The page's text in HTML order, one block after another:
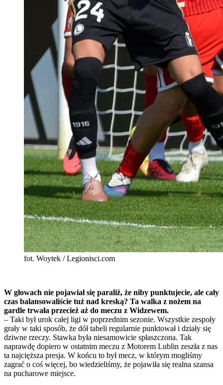
fot. Woytek / Legionisci.com
W głowach nie pojawiał się paraliż, że niby punktujecie, ale cały
czas balansowaliście tuż nad kreską? Ta walka z nożem na
gardle trwała przecież aż do meczu z Widzewem.
– Taki był urok całej ligi w poprzednim sezonie. Wszystkie zespoły
grały w taki sposób, że dół tabeli regularnie punktował i działy się
dziwne rzeczy. Stawka była niesamowicie spłaszczona. Tak
naprawdę dopiero w ostatnim meczu z Motorem Lublin zeszła z nas
ta najcięższa presja. W końcu to był mecz, w którym mogliśmy
zagrać o coś więcej, bo wiedzieliśmy, że pojawiła się realna szansa
na pucharowe miejsce.